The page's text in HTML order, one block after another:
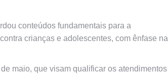
conteúdos fundamentais para a
crianças e adolescentes, com ênfase na
maio, que visam qualificar os atendimentos